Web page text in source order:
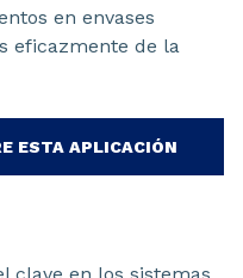
en envases
eficazmente de la
ESTA APLICACIÓN
clave en los sistemas